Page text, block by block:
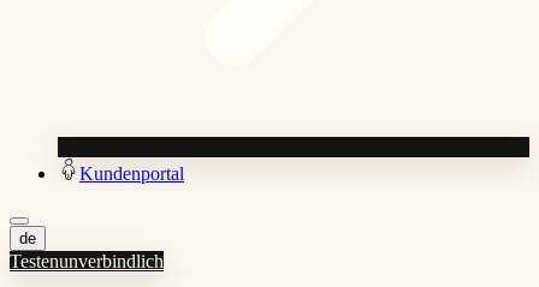
Kundenportal
de
Testenunverbindlich